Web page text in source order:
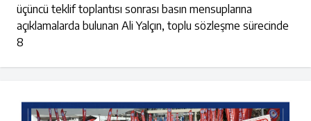
üçüncü teklif toplantısı sonrası basın mensuplarına
açıklamalarda bulunan Ali Yalçın, toplu sözleşme sürecinde
8